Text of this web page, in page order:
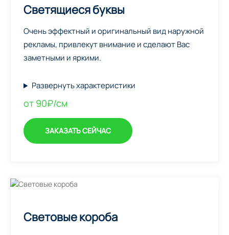
Светящиеся буквы
Очень эффектный и оригинальный вид наружной
рекламы, привлекут внимание и сделают Вас
заметными и яркими.
Развернуть характеристики
от 90₽/см
ЗАКАЗАТЬ СЕЙЧАС
Световые короба